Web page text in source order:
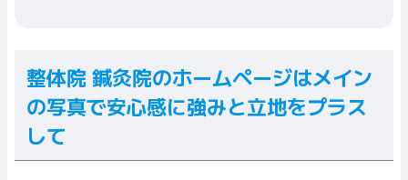
整体院 鍼灸院のホームページはメイン
の写真で安心感に強みと立地をプラス
して